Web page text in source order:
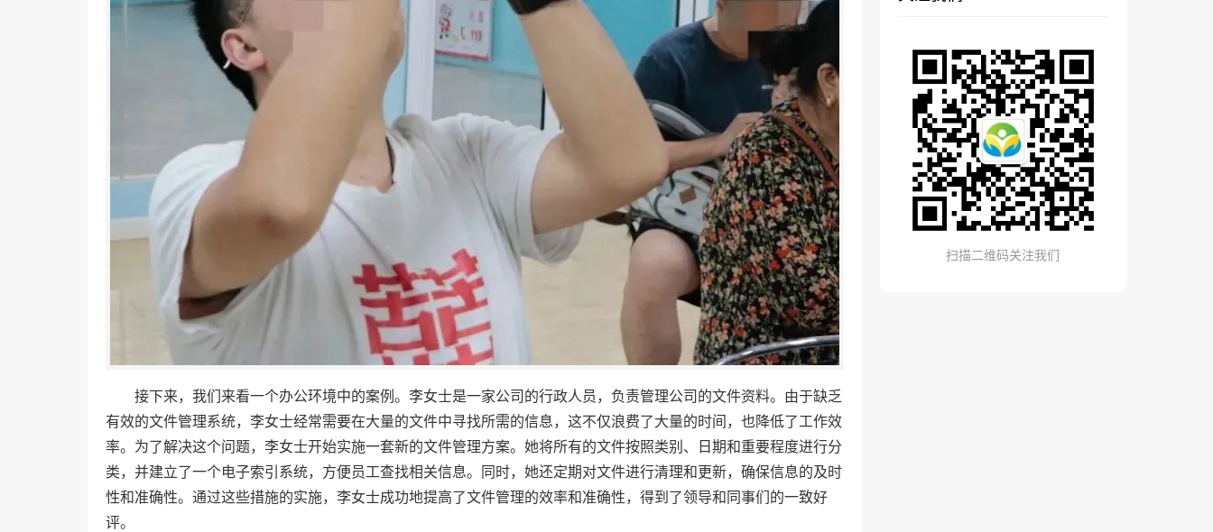
接下来，我们来看一个办公环境中的案例。李女士是一家公司的行政人员，负责管理公司的文件资料。由于缺乏
有效的文件管理系统，李女士经常需要在大量的文件中寻找所需的信息，这不仅浪费了大量的时间，也降低了工作效
率。为了解决这个问题，李女士开始实施一套新的文件管理方案。她将所有的文件按照类别、日期和重要程度进行分
类，并建立了一个电子索引系统，方便员工查找相关信息。同时，她还定期对文件进行清理和更新，确保信息的及时
性和准确性。通过这些措施的实施，李女士成功地提高了文件管理的效率和准确性，得到了领导和同事们的一致好
评。
扫描二维码关注我们